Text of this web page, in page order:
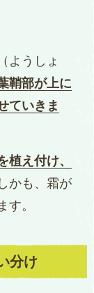
ようしょ
鞘部が上に
ていきま
植え付け、
しかも、霜が
す。
分け